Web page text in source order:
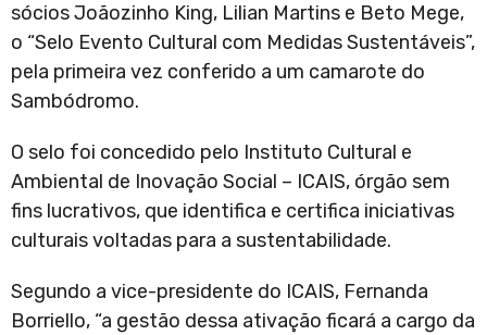
sócios Joãozinho King, Lilian Martins e Beto Mege,
o “Selo Evento Cultural com Medidas Sustentáveis”,
pela primeira vez conferido a um camarote do
Sambódromo.
O selo foi concedido pelo Instituto Cultural e
Ambiental de Inovação Social – ICAIS, órgão sem
fins lucrativos, que identifica e certifica iniciativas
culturais voltadas para a sustentabilidade.
Segundo a vice-presidente do ICAIS, Fernanda
Borriello, “a gestão dessa ativação ficará a cargo da